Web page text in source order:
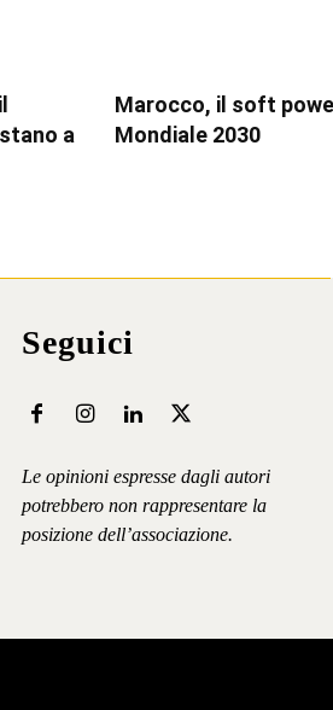
a
Marocco, il soft
Mondiale 2030
Seguici
Le opinioni espresse dagli autori
potrebbero non rappresentare la
posizione dell’associazione.